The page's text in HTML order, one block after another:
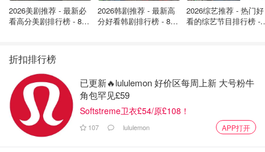
2. 地标建筑主题下午茶
电话：+442075896300
网站：townhousekensington.com
价格：每人55英镑~
2026美剧推荐 - 最新必
看高分美剧排行榜 - 8月
2026韩剧推荐 - 最新高
分好看韩剧排行榜 - 8月
2026综艺推荐 - 热门好
看的综艺节目排行榜 -
折扣排行榜
已更新🔥lululemon 好价区每周上新 大号粉牛
角包罕见£59
Softstreme卫衣£54/原£108！
107 lululemon APP打开